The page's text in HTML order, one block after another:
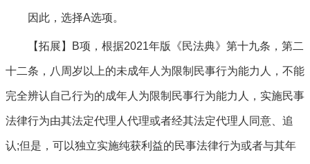
因此，选择A选项。
【拓展】B项，根据2021年版《民法典》第十九条，第二
十二条，八周岁以上的未成年人为限制民事行为能力人，不能
完全辨认自己行为的成年人为限制民事行为能力人，实施民事
法律行为由其法定代理人代理或者经其法定代理人同意、追
认;但是，可以独立实施纯获利益的民事法律行为或者与其年